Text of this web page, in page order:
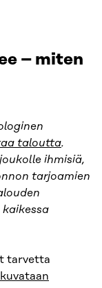
– miten
taloutta.
ihmisiä,
tarjoamien
tarvetta